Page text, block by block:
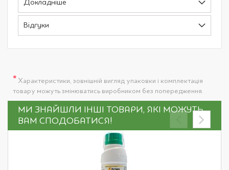
Докладніше
Відгуки
* Характеристики, зовнішній вигляд упаковки і комплектація
товару можуть змінюватись виробником без попередження.
МИ ЗНАЙШЛИ ІНШІ ТОВАРИ, ЯКІ МОЖУТЬ
ВАМ СПОДОБАТИСЯ!